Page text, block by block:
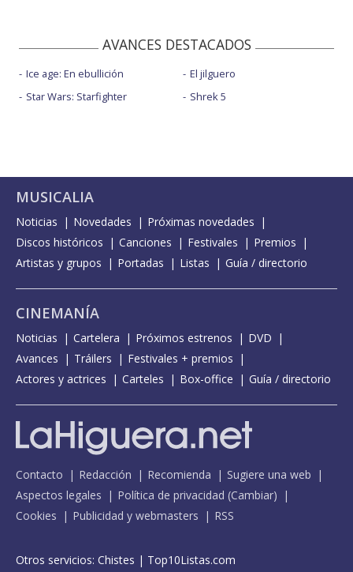
AVANCES DESTACADOS
Ice age: En ebullición
Star Wars: Starfighter
El jilguero
Shrek 5
MUSICALIA
Noticias Novedades
Próximas novedades
Discos históricos
Canciones Festivales
Premios
Artistas y grupos
Portadas Listas Guía / directorio
CINEMANÍA
Noticias Cartelera Próximos estrenos
DVD
Avances
Tráilers
Festivales + premios
Actores y actrices
Carteles Box-office Guía / directorio
Contacto Redacción Recomienda
Sugiere una web
Aspectos legales
Política de privacidad (Cambiar)
Cookies
Publicidad y webmasters RSS
Otros servicios: Chistes | Top10Listas.com